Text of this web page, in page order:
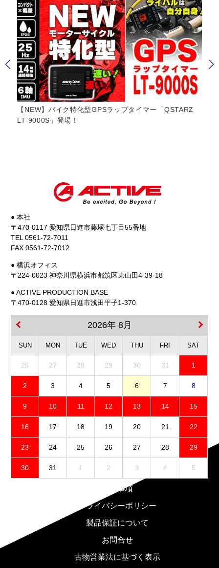
マー「QSTARZ
【JMCA認証】AKRAPOVICフルエキゾース
サウンド YAMAHA YZF-R9 8BL適合モデル
● 本社
〒470-0117 愛知県日進市藤塚七丁目55番地
TEL 0561-72-7011
FAX 0561-72-7012
● 横浜オフィス
〒224-0023 神奈川県横浜市都筑区東山田4-39-18
● ACTIVE PRODUCTION BASE
〒470-0128 愛知県日進市浅田平子1-370
2026年 8月
SUN MON TUE WED THU FRI SAT
26 27 28 29 30 31 1
2 3 4 5 6 7 8
9 10 11 12 13 14 15
16 17 18 19 20 21 22
23 24 25 26 27 28 29
30 31 1 2 3 4 5
免責事項
プライバシーポリシー
製品保証について
お問合せ
古物営業法に基づく表示